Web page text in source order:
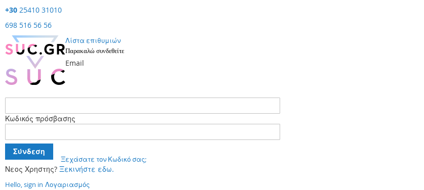
+30 25410 31010
698 516 56 56
Λίστα επιθυμιών
Παρακαλώ συνδεθείτε
Email
Κωδικός πρόσβασης
Σύνδεση
Ξεχάσατε τον Κωδικό σας;
Νεος Χρηστης? Ξεκινήστε εδω.
Hello, sign in Λογαριασμός